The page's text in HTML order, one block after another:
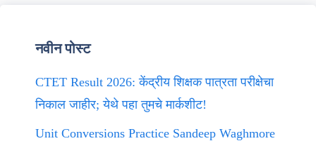
नवीन पोस्ट
CTET Result 2026: केंद्रीय शिक्षक पात्रता परीक्षेचा
निकाल जाहीर; येथे पहा तुमचे मार्कशीट!
Unit Conversions Practice Sandeep Waghmore